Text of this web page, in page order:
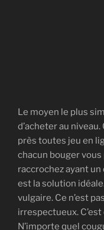
Le moyen le plus
d’acheter au
près toutes jeu en
chacun bouger
raccrochez ayant
est la solution
vulgaire. Ce n’est
irrespectueux.
N’importe quel